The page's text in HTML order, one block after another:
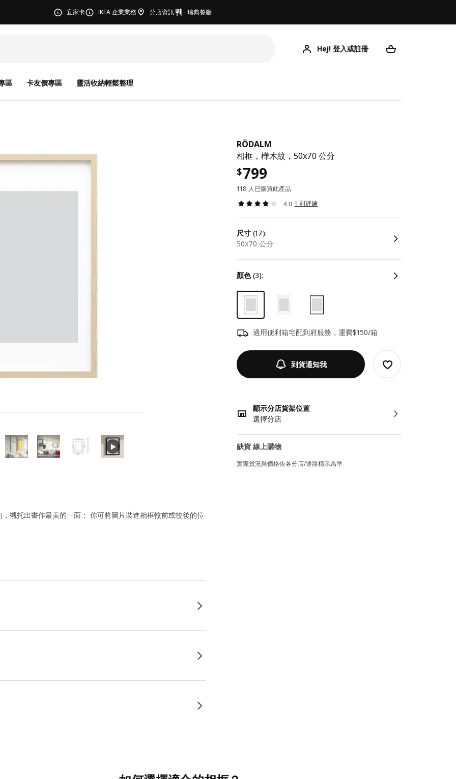
宜家卡 IKEA 企業業務 分店資訊 瑞典餐廳
Hej! 登入或註冊
區 卡友價專區 靈活收納輕鬆整理
RÖDALM
相框，樺木紋，50x70 公分
$799
118 人已購買此產品
4.0 1 則評論
尺寸 (17):
50x70 公分
顏色(3):
適用便利箱宅配到府服務，運費$150/箱
到貨通知我
顯示分店貨架位置
選擇分店
缺貨 線上購物
實際貨況與價格依各分店/通路標示為準
襯托出畫作最美的一面； 你可將圖片裝進相框較前或較後的位